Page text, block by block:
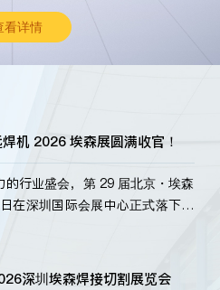
看详情
机 2026 埃森展圆满收官！
行业盛会，第 29 届北京・埃森
在深圳国际会展中心正式落下帷
技术。新老客户、行业伙伴、
新产…
深圳埃森焊接切割展览会